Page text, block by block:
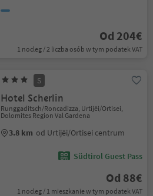
Od 204€
1 nocleg / 2 liczba osób w tym podatek VAT
S
Hotel Scherlin
Runggaditsch/Roncadizza, Urtijëi/Ortisei,
Dolomites Region Val Gardena
3.8 km od Urtijëi/Ortisei centrum
Südtirol Guest Pass
Od 88€
1 nocleg / 1 mieszkanie w tym podatek VAT